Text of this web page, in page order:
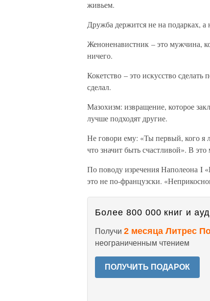
живьем.
Дружба держится не на подарках, а
Женоненавистник – это мужчина,
ничего.
Кокетство – это искусство
сделал.
Мазохизм: извращение, которое
лучше подходят другие.
Не говори ему: «Ты первый, кого я
что значит быть счастливой». В
По поводу изречения Наполеона I
это не по-французски.
Более 800 000 книг и
Получи 2 месяца Литрес
неограниченным чтением
ПОЛУЧИТЬ ПОДАРОК